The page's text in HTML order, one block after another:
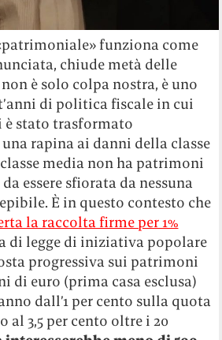
funziona come
chiude metà delle
è solo colpa nostra, è uno
di politica fiscale in cui
stato trasformato
rapina ai danni della classe
media non ha patrimoni
essere sfiorata da nessuna
È in questo contesto che
la raccolta firme per 1%
di legge di iniziativa popolare
progressiva sui patrimoni
di euro (prima casa esclusa)
dall’1 per cento sulla quota
al 3,5 per cento oltre i 20